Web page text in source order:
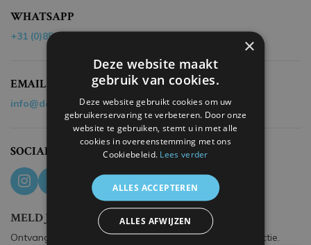
WHATSAPP
+31 (0)85 - 40 19 218
EMAIL
info@dehandvanmaradona.nl
SOCIAL MEDIA
MELD JE AAN VOOR ONZE NIEUWSBRIEF
Ontvang het nieuwste aanbod uit onze exclusieve collectie.
×
Deze website maakt
gebruik van cookies.
Deze website gebruikt cookies om uw
gebruikerservaring te verbeteren. Door onze
website te gebruiken, stemt u in met alle
cookies in overeenstemming met ons
Cookiebeleid. Lees verder
ALLES ACCEPTEREN
ALLES AFWIJZEN